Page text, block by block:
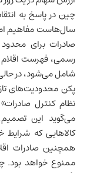
چین در پاسخ به
سال‌هاست مفاهیم
صادرات برای
شامل می‌شود، در حالی که
پکن محدودیت‌های
نظام کنترل
می‌گوید این
کالاهایی که
همچنین صادرات
ممنوع خواهد بود.